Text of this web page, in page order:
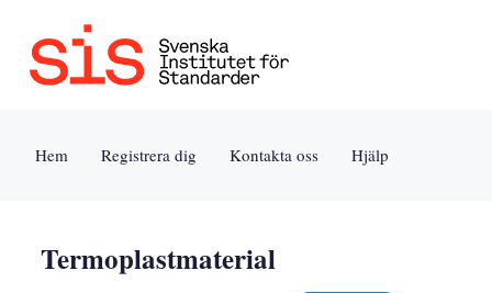
Jump
Tillgänglighet
Användarvillkor
Hem Registrera dig Kontakta oss Hjälp
Termoplastmaterial